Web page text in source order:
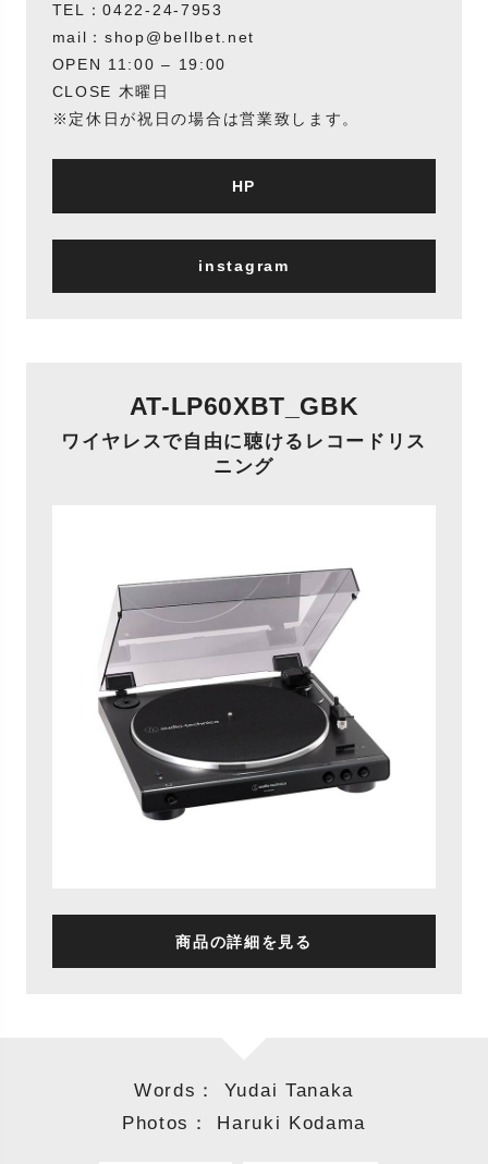
TEL：0422-24-7953
mail：shop@bellbet.net
OPEN 11:00 – 19:00
CLOSE 木曜日
※定休日が祝日の場合は営業致します。
HP
instagram
AT-LP60XBT_GBK
ワイヤレスで自由に聴けるレコードリス
ニング
商品の詳細を見る
Words： Yudai Tanaka
Photos： Haruki Kodama